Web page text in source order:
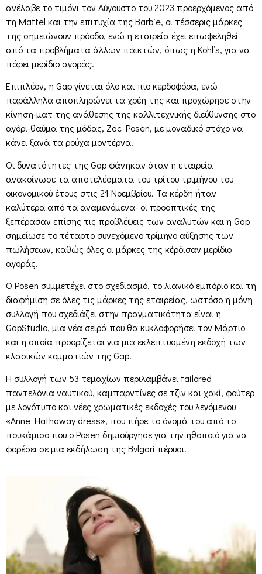
ανέλαβε το τιμόνι τον Αύγουστο του 2023 προερχόμενος από
τη Mattel και την επιτυχία της Barbie, οι τέσσερις μάρκες
της σημειώνουν πρόοδο, ενώ η εταιρεία έχει επωφεληθεί
από τα προβλήματα άλλων παικτών, όπως η Kohl’s, για να
πάρει μερίδιο αγοράς.
Επιπλέον, η Gap γίνεται όλο και πιο κερδοφόρα, ενώ
παράλληλα αποπληρώνει τα χρέη της και προχώρησε στην
κίνηση-ματ της ανάθεσης της καλλιτεχνικής διεύθυνσης στο
αγόρι-θαύμα της μόδας, Zac Posen, με μοναδικό στόχο να
κάνει ξανά τα ρούχα μοντέρνα.
Οι δυνατότητες της Gap φάνηκαν όταν η εταιρεία
ανακοίνωσε τα αποτελέσματα του τρίτου τριμήνου του
οικονομικού έτους στις 21 Νοεμβρίου. Τα κέρδη ήταν
καλύτερα από τα αναμενόμενα- οι προοπτικές της
ξεπέρασαν επίσης τις προβλέψεις των αναλυτών και η Gap
σημείωσε το τέταρτο συνεχόμενο τρίμηνο αύξησης των
πωλήσεων, καθώς όλες οι μάρκες της κέρδισαν μερίδιο
αγοράς.
Ο Posen συμμετέχει στο σχεδιασμό, το λιανικό εμπόριο και τη
διαφήμιση σε όλες τις μάρκες της εταιρείας, ωστόσο η μόνη
συλλογή που σχεδιάζει στην πραγματικότητα είναι η
GapStudio, μια νέα σειρά που θα κυκλοφορήσει τον Μάρτιο
και η οποία προορίζεται για μια εκλεπτυσμένη εκδοχή των
κλασικών κομματιών της Gap.
Η συλλογή των 53 τεμαχίων περιλαμβάνει tailored
παντελόνια ναυτικού, καμπαρντίνες σε τζιν και χακί, φούτερ
με λογότυπο και νέες χρωματικές εκδοχές του λεγόμενου
«Anne Hathaway dress», που πήρε το όνομά του από το
πουκάμισο που ο Posen δημιούργησε για την ηθοποιό για να
φορέσει σε μια εκδήλωση της Bvlgari πέρυσι.